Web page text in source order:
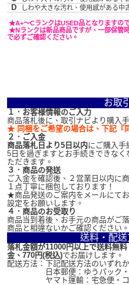
D しわや大きな汚れ、使用感がある中
★A+～CランクはUSED品となりますの
★Nランクは新品商品ですが、一部保管
で必ずご確認ください。
お取
１．お客様情報のご入力
商品落札後に、取引ナビより購入
★ 同梱をご希望の場合は、下記『
２．ご入金
商品落札日より5日以内にご購入手
5日を過ぎますとお手続きできな
ただきます。
３．商品の発送
ご入金を確認後、２営業日以内に
１点丁寧に梱包しております！
★商品発送のご案内をメールにて
設定をお願いします。
４．商品のお受取り
商品当到着後、お手元の商品がご
商品と相違ないかご確認ください。
送料・配
落札金額が11000円以上で送料無
金、770円(税込)でお届けします。
配送方法：下記配送方法のいずれ
日本郵便：ゆうパック・
ヤマト運輸：宅急便・コン